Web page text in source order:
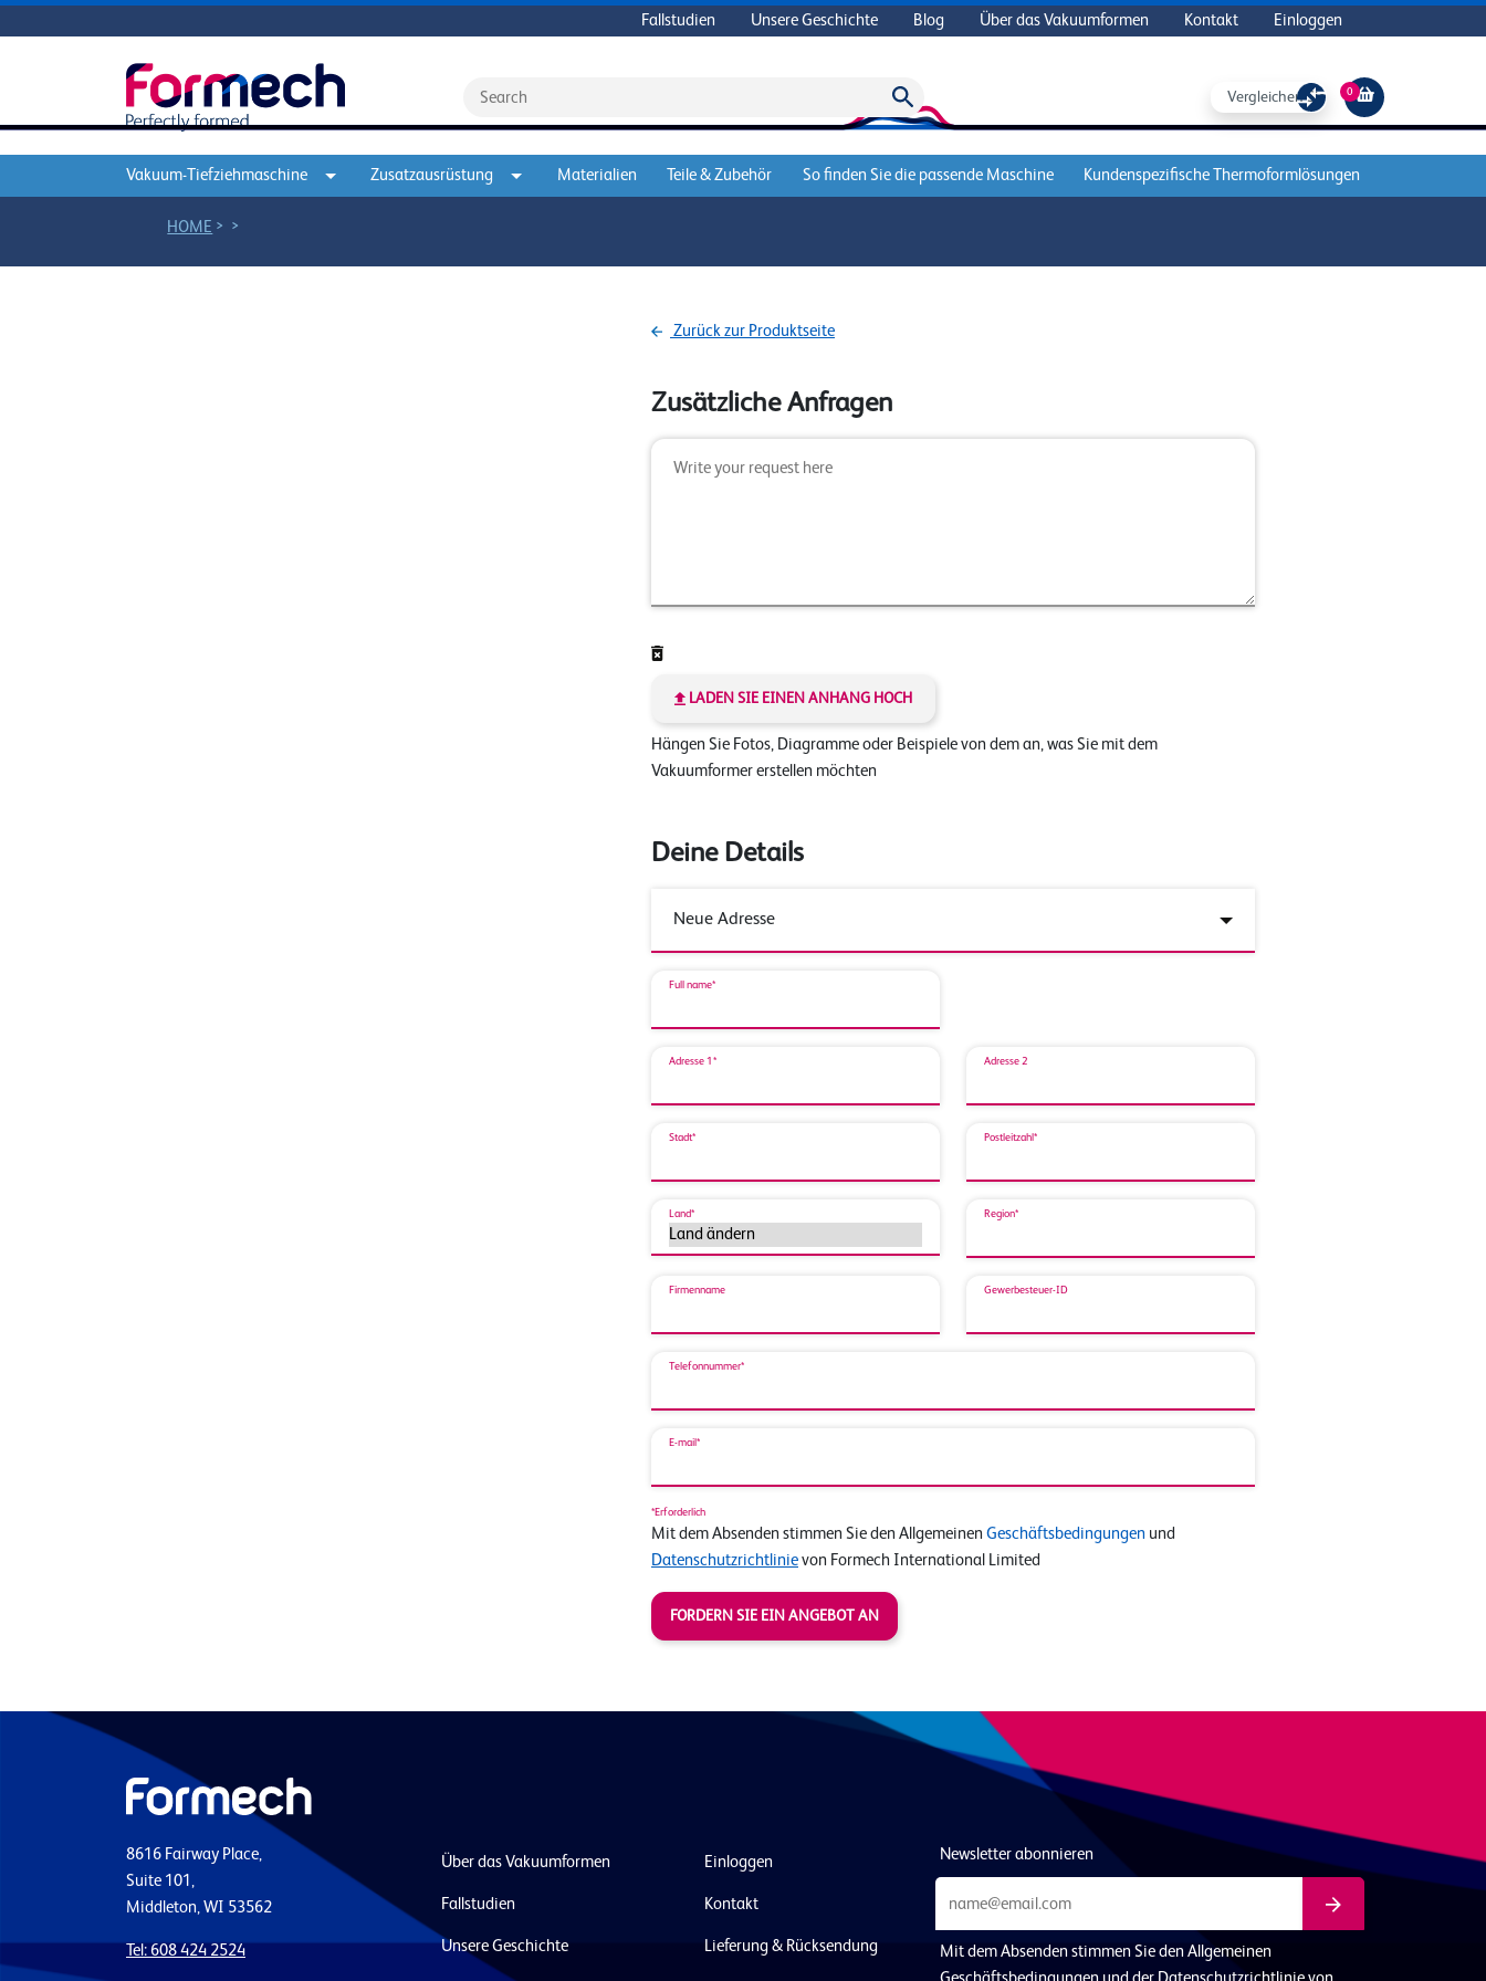
Fallstudien Unsere Geschichte Blog Über das Vakuumformen Kontakt Einloggen
Vergleichen Sie 0
Vakuum-Tiefziehmaschine Zusatzausrüstung Materialien Teile & Zubehör So finden Sie die passende Maschine Kundenspezifische Thermoformlösungen
HOME > >
Zurück zur Produktseite
Zusätzliche Anfragen
LADEN SIE EINEN ANHANG HOCH
Hängen Sie Fotos, Diagramme oder Beispiele von dem an, was Sie mit dem
Vakuumformer erstellen möchten
Deine Details
Full name*
Adresse 1* Adresse 2
Stadt* Postleitzahl*
Land* Region*
Firmenname Gewerbesteuer-ID
Telefonnummer*
E-mail*
*Erforderlich
Mit dem Absenden stimmen Sie den Allgemeinen Geschäftsbedingungen und
Datenschutzrichtlinie von Formech International Limited
FORDERN SIE EIN ANGEBOT AN
8616 Fairway Place,
Suite 101,
Middleton, WI 53562
Tel: 608 424 2524
Über das Vakuumformen
Fallstudien
Unsere Geschichte
Einloggen
Kontakt
Lieferung & Rücksendung
Newsletter abonnieren
Mit dem Absenden stimmen Sie den Allgemeinen